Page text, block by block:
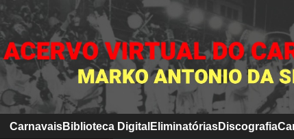
CarnavaisBiblioteca Digital EliminatóriasDiscografia